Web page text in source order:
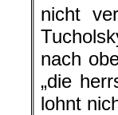
nicht
nach
„die
lohnt